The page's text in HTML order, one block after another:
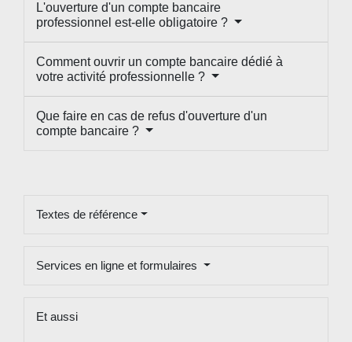
L'ouverture d'un compte bancaire
professionnel est-elle obligatoire ?
Comment ouvrir un compte bancaire dédié à
votre activité professionnelle ?
Que faire en cas de refus d'ouverture d'un
compte bancaire ?
Textes de référence
Services en ligne et formulaires
Et aussi